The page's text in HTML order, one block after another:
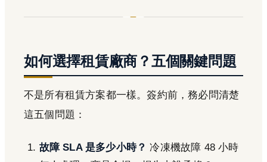
如何選擇租賃廠商？五個關鍵問題
不是所有租賃方案都一樣。簽約前，務必問清楚
這五個問題：
故障 SLA 是多少小時？ 冷凍機故障 48 小時